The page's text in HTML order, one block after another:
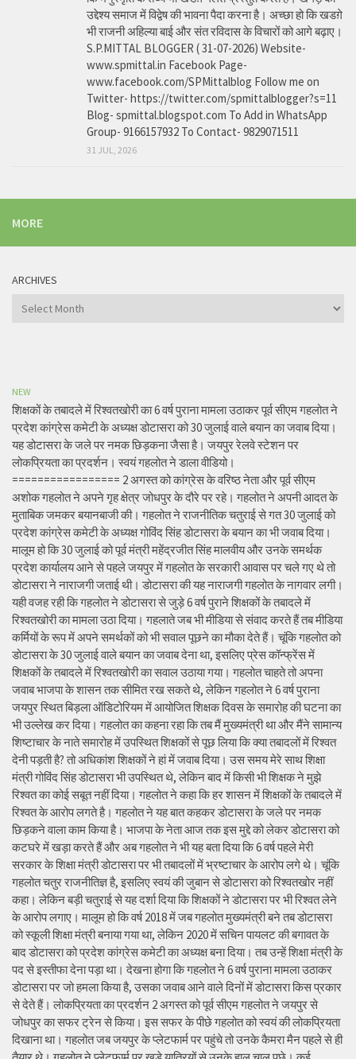
उद्देश्य समाज में विद्वेष की भावना पैदा करना है। अच्छा हो कि खडग़े
भी राजनी अहिल्या बाई और संत रविदास के विचारों को आगे बढ़ाए।
S.P.MITTAL BLOGGER ( 31-07-2026) Website-
www.spmittal.in Facebook Page-
www.facebook.com/SPMittalblog Follow me on
Twitter- https://twitter.com/spmittalblogger?s=11
Blog- spmittal.blogspot.com To Add in WhatsApp
Group- 9166157932 To Contact- 9829071511
31 JUL, 2026
MORE
ARCHIVES
Archives
NEW
शिक्षकों के तबादले में रिश्वतखोरी का 6 वर्ष पुराना मामला उठाकर पूर्व सीएम गहलोत ने
प्रदेश कांग्रेस कमेटी के अध्यक्ष डोटासरा को 30 जुलाई वाले बयान का जवाब दिया।
यह डोटासरा के जले पर नमक छिड़कना जैसा है। जयपुर रेलवे स्टेशन पर
लोकप्रियता का प्रदर्शन। स्वयं गहलोत ने डाला वीडियो।
================= 2 अगस्त को कांग्रेस के वरिष्ठ नेता और पूर्व सीएम
अशोक गहलोत ने अपने गृह क्षेत्र जोधपुर के दौरे पर रहे। गहलोत ने अपनी आदत के
मुताबिक जमकर बयानबाजी की। गहलोत ने राजनीतिक चतुराई से गत 30 जुलाई को
प्रदेश कांग्रेस कमेटी के अध्यक्ष गोविंद सिंह डोटासरा के बयान का भी जवाब दिया।
मालूम हो कि 30 जुलाई को पूर्व मंत्री महेंद्रजीत सिंह मालवीय और उनके समर्थक
प्रदेश कार्यालय आने से पहले जयपुर में गहलोत के सरकारी आवास पर चले गए थे तो
डोटासरा ने नाराजगी जताई थी। डोटासरा की यह नाराजगी गहलोत के नागवार लगी।
यही वजह रही कि गहलोत ने डोटासरा से जुड़े 6 वर्ष पुराने शिक्षकों के तबादले में
रिश्वतखोरी का मामला उठा दिया। गहलाते जब भी मीडिया से संवाद करते हैं तब मीडिया
कर्मियों के रूप में अपने समर्थकों को भी सवाल पूछने का मौका देते हैं। चूंकि गहलोत को
डोटासरा के 30 जुलाई वाले बयान का जवाब देना था, इसलिए प्रेस कॉन्फ्रेंस में
शिक्षकों के तबादले में रिश्वतखोरी का सवाल उठाया गया। गहलोत चाहते तो अपना
जवाब भाजपा के शासन तक सीमित रख सकते थे, लेकिन गहलोत ने 6 वर्ष पुराना
जयपुर स्थित बिड़ला ऑडिटोरियम में आयोजित शिक्षक दिवस के समारोह की घटना का
भी उल्लेख कर दिया। गहलोत का कहना रहा कि तब मैं मुख्यमंत्री था और मैंने सामान्य
शिष्टाचार के नाते समारोह में उपस्थित शिक्षकों से पूछ लिया कि क्या तबादलों में रिश्वत
देनी पड़ती है? तो अधिकांश शिक्षकों ने हां में जवाब दिया। उस समय मेरे साथ शिक्षा
मंत्री गोविंद सिंह डोटासरा भी उपस्थित थे, लेकिन बाद में किसी भी शिक्षक ने मुझे
रिश्वत का कोई सबूत नहीं दिया। गहलोत ने कहा कि हर शासन में शिक्षकों के तबादले में
रिश्वत के आरोप लगते है। गहलोत ने यह बात कहकर डोटासरा के जले पर नमक
छिड़कने वाला काम किया है। भाजपा के नेता आज तक इस मुद्दे को लेकर डोटासरा को
कटघरे में खड़ा करते हैं और अब गहलोत ने भी यह बता दिया कि 6 वर्ष पहले मेरी
सरकार के शिक्षा मंत्री डोटासरा पर भी तबादलों में भ्रष्टाचार के आरोप लगे थे। चूंकि
गहलोत चतुर राजनीतिज्ञ है, इसलिए स्वयं की जुबान से डोटासरा को रिश्वतखोर नहीं
कहा। लेकिन बड़ी चतुराई से यह दर्शा दिया कि शिक्षकों ने डोटासरा पर भी रिश्वत लेने
के आरोप लगाए। मालूम हो कि वर्ष 2018 में जब गहलोत मुख्यमंत्री बने तब डोटासरा
को स्कूली शिक्षा मंत्री बनाया गया था, लेकिन 2020 में सचिन पायलट की बगावत के
बाद डोटासरा को प्रदेश कांग्रेस कमेटी का अध्यक्ष बना दिया। तब उन्हें शिक्षा मंत्री के
पद से इस्तीफा देना पड़ा था। देखना होगा कि गहलोत ने 6 वर्ष पुराना मामला उठाकर
डोटासरा पर जो हमला किया है, उसका जवाब आने वाले दिनों में डोटासरा किस प्रकार
से देते हैं। लोकप्रियता का प्रदर्शन 2 अगस्त को पूर्व सीएम गहलोत ने जयपुर से
जोधपुर का सफर ट्रेन से किया। इस सफर के पीछे गहलोत को स्वयं की लोकप्रियता
दिखाना था। गहलोत जब जयपुर के प्लेटफार्म पर पहुंचे तो उनके कैमरा मैन पहले से ही